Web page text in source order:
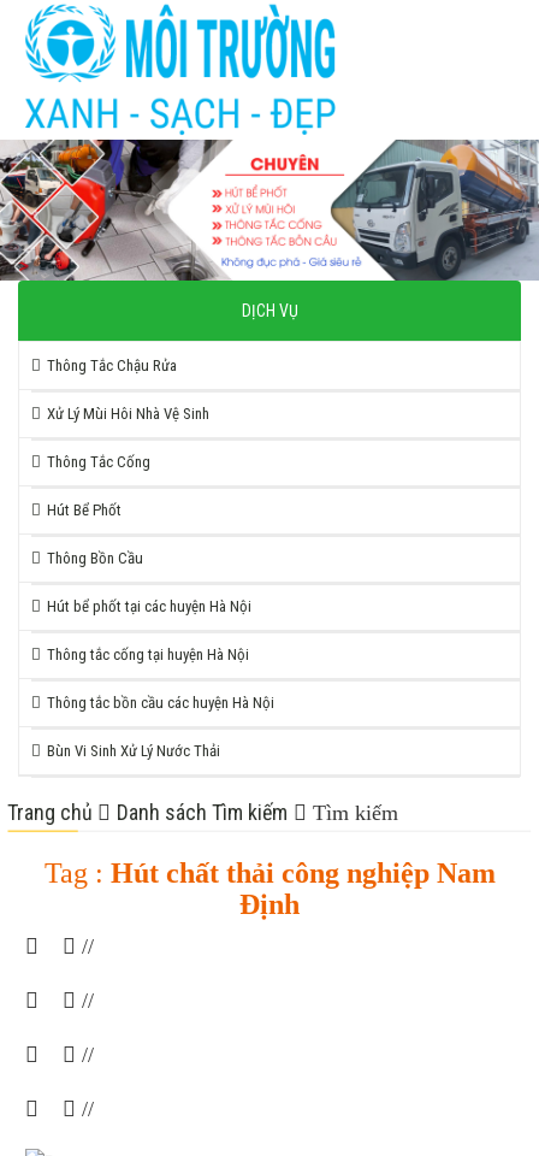
DỊCH VỤ
Thông Tắc Chậu Rửa
Xử Lý Mùi Hôi Nhà Vệ Sinh
Thông Tắc Cống
Hút Bể Phốt
Thông Bồn Cầu
Hút bể phốt tại các huyện Hà Nội
Thông tắc cống tại huyện Hà Nội
Thông tắc bồn cầu các huyện Hà Nội
Bùn Vi Sinh Xử Lý Nước Thải
Trang chủ Danh sách Tìm kiếm Tìm kiếm
Tag : Hút chất thải công nghiệp Nam
Định
//
//
//
//